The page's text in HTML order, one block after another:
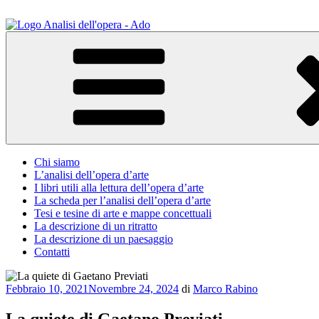
al
contenuto
ADO Analisi dell'opera
Osservare le opere d'arte per capirle e imparare ad amarle
Chi siamo
L’analisi dell’opera d’arte
I libri utili alla lettura dell’opera d’arte
La scheda per l’analisi dell’opera d’arte
Tesi e tesine di arte e mappe concettuali
La descrizione di un ritratto
La descrizione di un paesaggio
Contatti
Pubblicato
Febbraio 10, 2021Novembre 24, 2024 di Marco Rabino